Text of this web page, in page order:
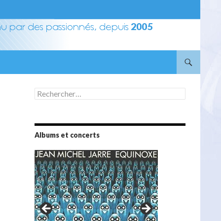
Rechercher :
Albums et concerts